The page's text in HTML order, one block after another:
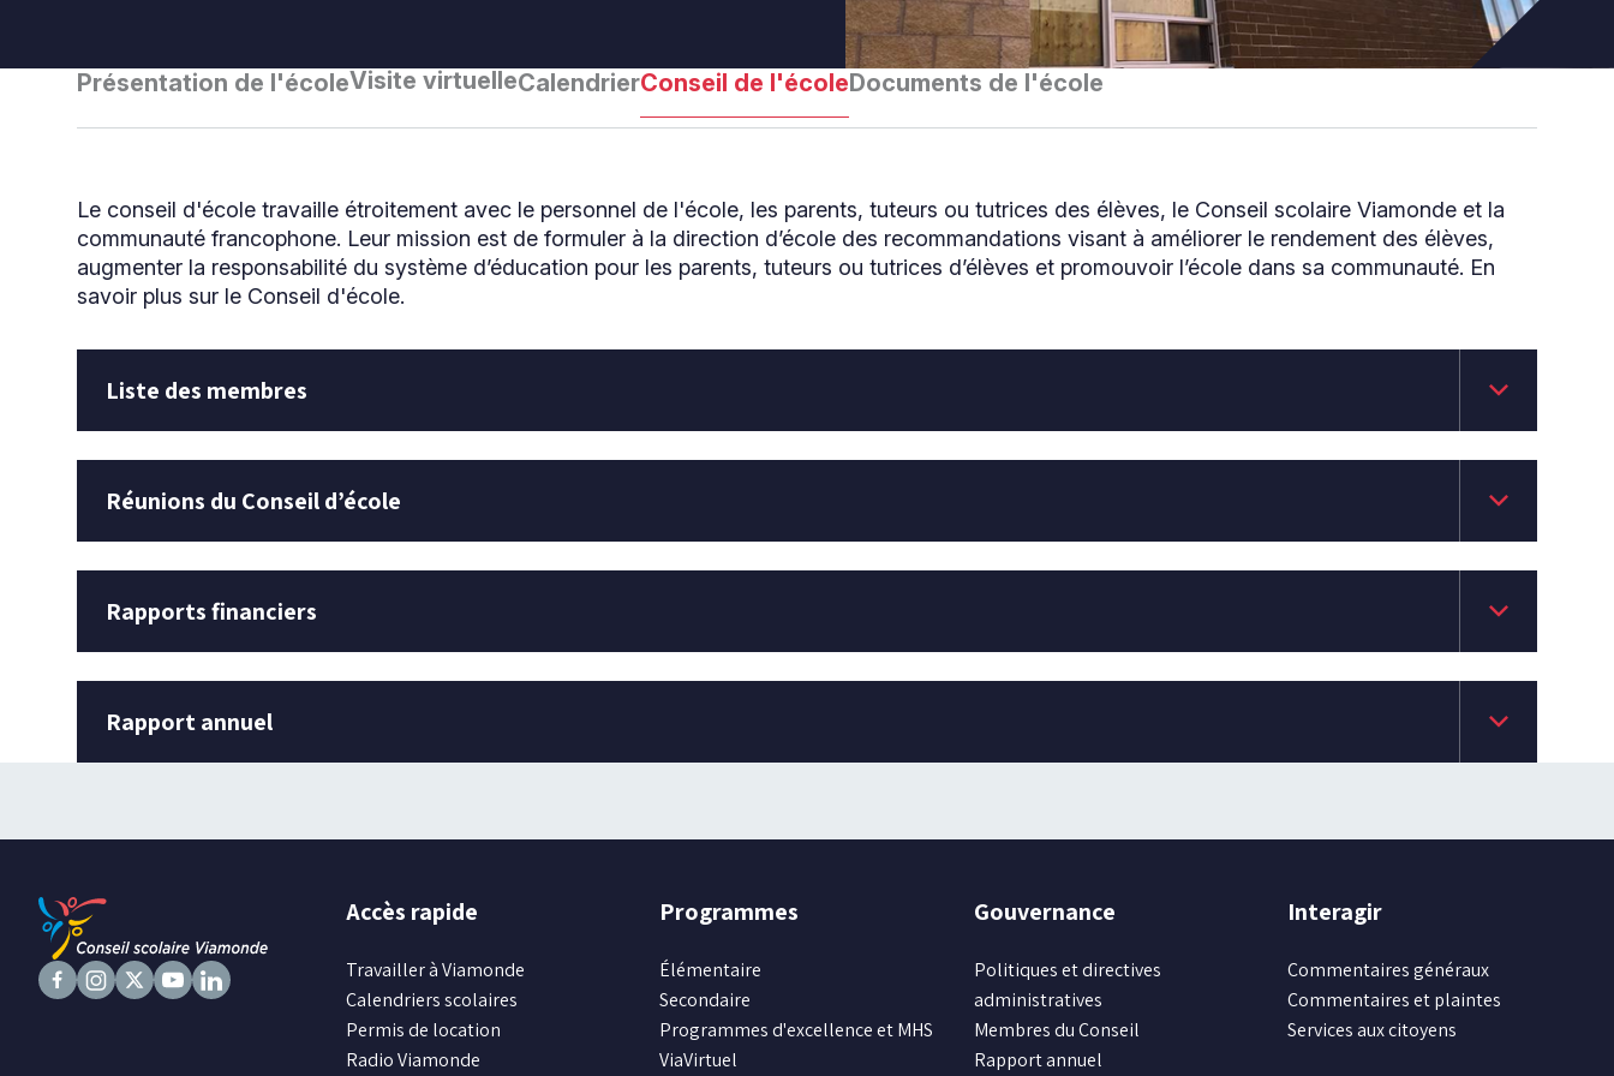
Présentation de l'écoleVisite virtuelleCalendrierConseil de l'écoleDocuments de l'école
Le conseil d'école travaille étroitement avec le personnel de l'école, les parents, tuteurs ou tutrices des élèves, le Conseil scolaire Viamonde et la
communauté francophone. Leur mission est de formuler à la direction d’école des recommandations visant à améliorer le rendement des élèves,
augmenter la responsabilité du système d’éducation pour les parents, tuteurs ou tutrices d’élèves et promouvoir l’école dans sa communauté. En
savoir plus sur le Conseil d'école.
Liste des membres keyboard_arrow_down
Réunions du Conseil d’école keyboard_arrow_down
Rapports financiers keyboard_arrow_down
Rapport annuel keyboard_arrow_down
Accès rapide
Travailler à Viamonde
Calendriers scolaires
Permis de location
Radio Viamonde
Programmes
Élémentaire
Secondaire
Programmes d'excellence et MHS
ViaVirtuel
Gouvernance
Politiques et directives
administratives
Membres du Conseil
Rapport annuel
Interagir
Commentaires généraux
Commentaires et plaintes
Services aux citoyens